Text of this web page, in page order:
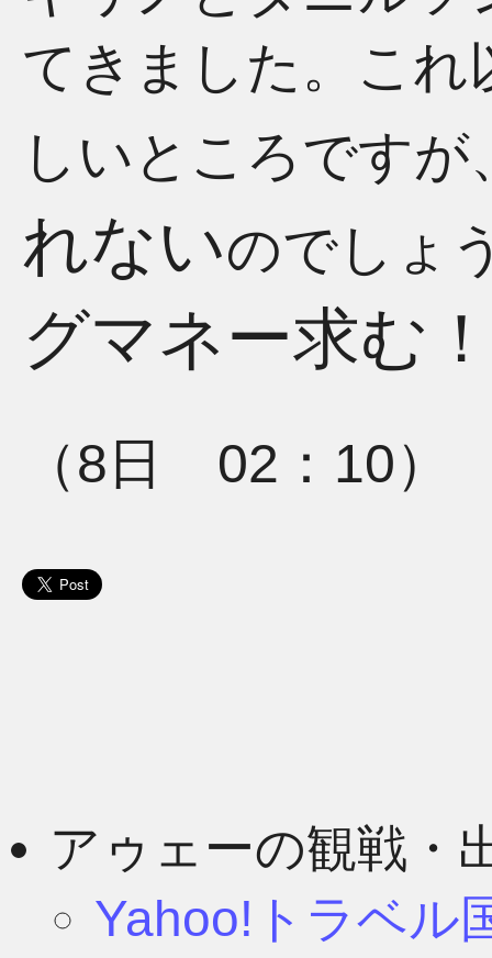
てきました。これ
しいところですが
れないのでしょ
グマネー求む
（8日 02：10）
アゥェーの観戦・
Yahoo!トラベル